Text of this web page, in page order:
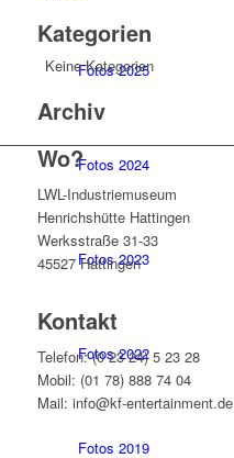
Fotos 2025
Fotos 2024
Fotos 2023
Fotos 2022
Fotos 2019
Kategorien
Keine Kategorien
Archiv
Wo?
LWL-Industriemuseum
Henrichshütte Hattingen
Werksstraße 31-33
45527 Hattingen
Kontakt
Telefon: (0 23 24) 5 23 28
Mobil: (01 78) 888 74 04
Mail: info@kf-entertainment.de